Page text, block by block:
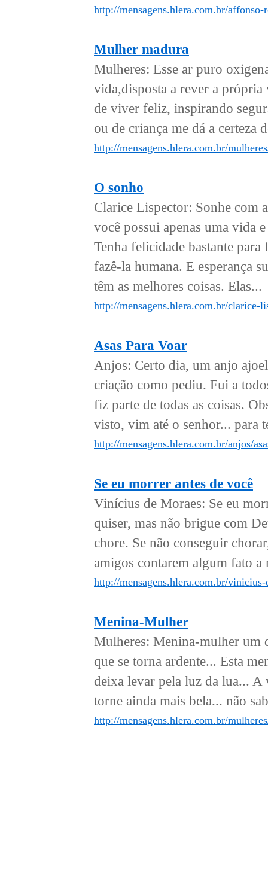
http://mensagens.hlera.com.br/
Mulher madura
Mulheres: Esse ar puro
vida,disposta a rever a
de viver feliz, inspirando
ou de criança me dá a certeza
http://mensagens.hlera.com.br/
O sonho
Clarice Lispector: Sonhe com
você possui apenas uma vida
Tenha felicidade bastante
fazê-la humana. E esperança
têm as melhores coisas. Elas...
http://mensagens.hlera.com.br/clarice-
Asas Para Voar
Anjos: Certo dia, um anjo
criação como pediu. Fui a
fiz parte de todas as coisas.
visto, vim até o senhor... para
http://mensagens.hlera.com.br/anjos/
Se eu morrer antes de você
Vinícius de Moraes: Se eu
quiser, mas não brigue com
chore. Se não conseguir
amigos contarem algum fato a
http://mensagens.hlera.com.br/
Menina-Mulher
Mulheres: Menina-mulher um
que se torna ardente... Esta
deixa levar pela luz da lua... A
torne ainda mais bela... não
http://mensagens.hlera.com.br/